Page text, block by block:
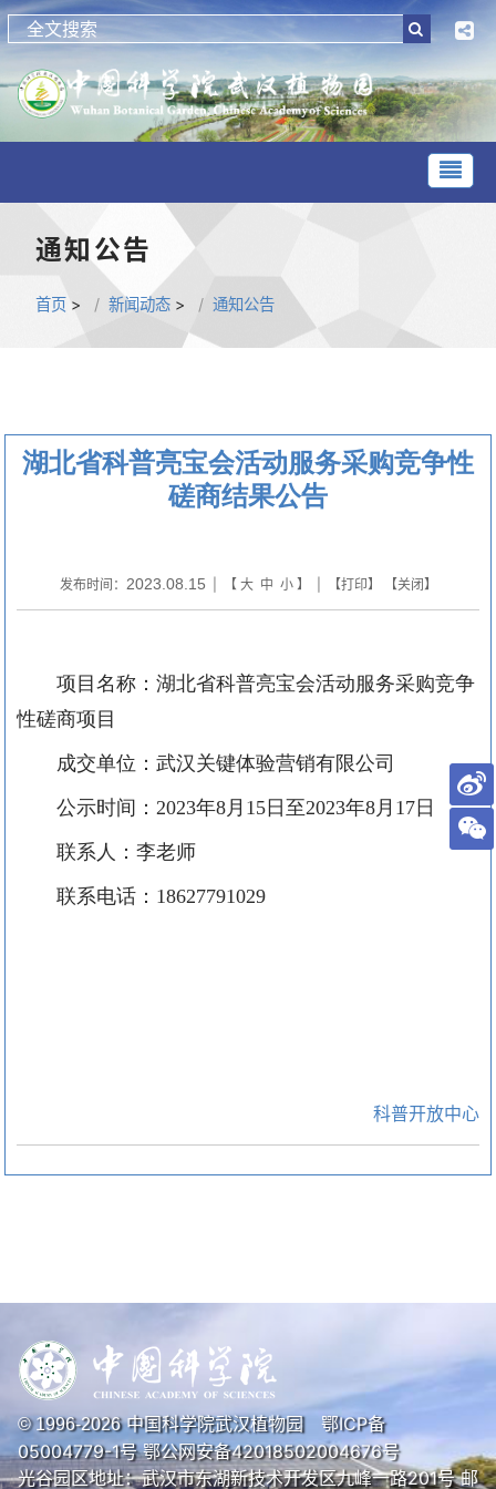
通知公告
首页 > 新闻动态 > 通知公告
湖北省科普亮宝会活动服务采购竞争性
磋商结果公告
发布时间： 2023.08.15 | 【 大 中 小】 | 【打印】 【关闭】
项目名称： 湖北省科普亮宝会活动服务采购竞争
性磋商项目
成交单位：武汉关键体验营销有限公司
公示时间： 2023年8 月 15日至2023年8 月 17日
联系人：李老师
联系电话： 18627791029
科普开放中心
© 1996-2026中国科学院武汉植物园 鄂ICP备
05004779-1号鄂公网安备42018502004676号
光谷园区地址：武汉市东湖新技术开发区九峰一路201号 邮